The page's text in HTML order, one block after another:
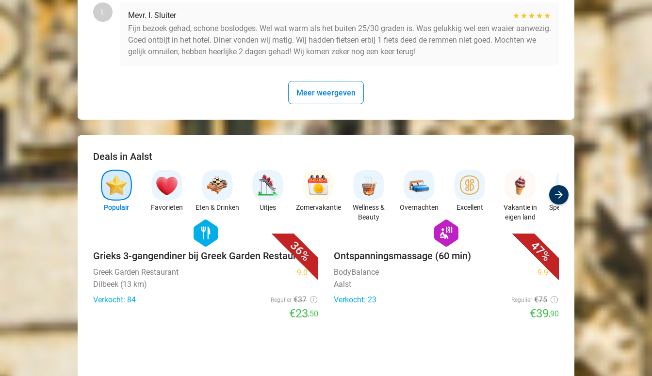
I.
Mevr. I. Sluiter
Fijn bezoek gehad, schone boslodges. Wel wat warm als het buiten 25/30 graden is. Was gelukkig wel een waaier aanwezig.
Goed ontbijt in het hotel. Diner vonden wij matig. Wij hadden fietsen erbij 1 fiets deed de remmen niet goed. Mochten we
gelijk omruilen, hebben heerlijke 2 dagen gehad! Wij komen zeker nog een keer terug!
Meer weergeven
Deals in Aalst
Populair Favorieten Eten & Drinken Uitjes Zomervakantie
Wellness &
Beauty
Overnachten Excellent
Vakantie in
eigen land
Speciaalzaken
& Auto's
36%
hexagon
food
Grieks 3-gangendiner bij Greek Garden Restaurant
Greek Garden Restaurant 9.0star
Dilbeek (13 km)
Verkocht: 84
Regulier €37
€23,50
47%
hexagon
wellness
Ontspanningsmassage (60 min)
BodyBalance 9.9star
Aalst
Verkocht: 23
Regulier €75
€39,90